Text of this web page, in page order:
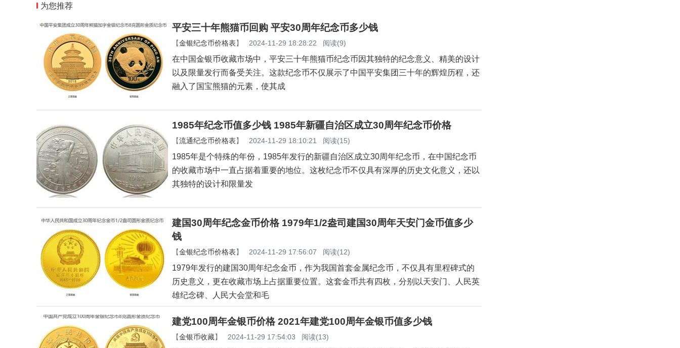
为您推荐
平安三十年熊猫币回购 平安30周年纪念币多少钱
【金银纪念币价格表】 2024-11-29 18:28:22 阅读(9)
在中国金银币收藏市场中，平安三十年熊猫币纪念币因其独特的纪念意义、精美的设计
以及限量发行而备受关注。这款纪念币不仅展示了中国平安集团三十年的辉煌历程，还
融入了国宝熊猫的元素，使其成
1985年纪念币值多少钱 1985年新疆自治区成立30周年纪念币价格
【流通纪念币价格表】 2024-11-29 18:10:21 阅读(15)
1985年是个特殊的年份，1985年发行的新疆自治区成立30周年纪念币，在中国纪念币
的收藏市场中一直占据着重要的地位。这枚纪念币不仅具有深厚的历史文化意义，还以
其独特的设计和限量发
建国30周年纪念金币价格 1979年1/2盎司建国30周年天安门金币值多少
钱
【金银纪念币价格表】 2024-11-29 17:56:07 阅读(12)
1979年发行的建国30周年纪念金币，作为我国首套金属纪念币，不仅具有里程碑式的
历史意义，更在收藏市场上占据重要位置。这套金币共有四枚，分别以天安门、人民英
雄纪念碑、人民大会堂和毛
建党100周年金银币价格 2021年建党100周年金银币值多少钱
【金银币收藏】 2024-11-29 17:54:03 阅读(13)